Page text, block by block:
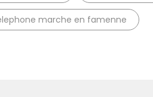
marche en famenne